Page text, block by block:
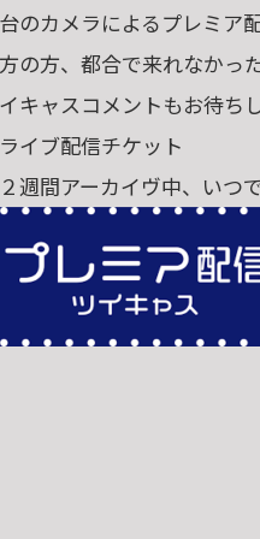
のカメラによるプレミア
の方、都合で来れなかっ
キャスコメントもお待ち
イブ配信チケット
２週間アーカイヴ中、いつ